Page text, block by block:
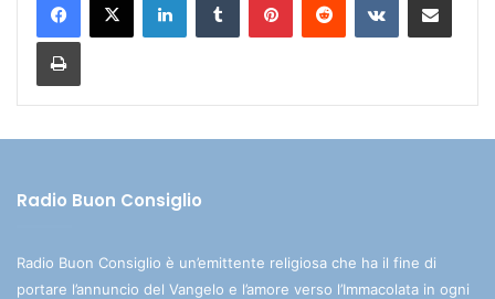
Radio Buon Consiglio
Radio Buon Consiglio è un’emittente religiosa che ha il fine di
portare l’annuncio del Vangelo e l’amore verso l’Immacolata in ogni